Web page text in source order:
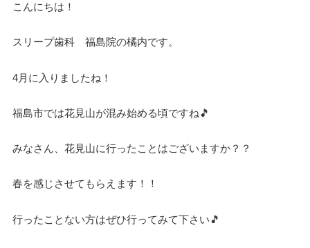
こんにちは！
スリープ歯科 福島院の橘内です。
4月に入りましたね！
福島市では花見山が混み始める頃ですね🎵
みなさん、花見山に行ったことはございますか？？
春を感じさせてもらえます！！
行ったことない方はぜひ行ってみて下さい🎵